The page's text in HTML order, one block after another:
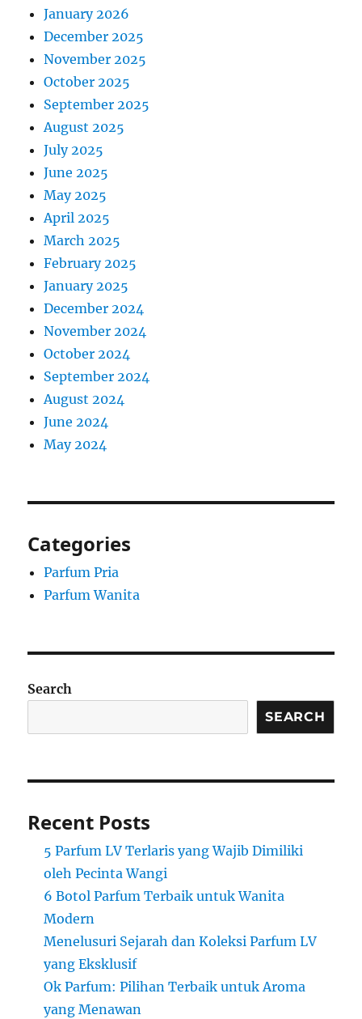
January 2026
December 2025
November 2025
October 2025
September 2025
August 2025
July 2025
June 2025
May 2025
April 2025
March 2025
February 2025
January 2025
December 2024
November 2024
October 2024
September 2024
August 2024
June 2024
May 2024
Categories
Parfum Pria
Parfum Wanita
Search
SEARCH
Recent Posts
5 Parfum LV Terlaris yang Wajib Dimiliki
oleh Pecinta Wangi
6 Botol Parfum Terbaik untuk Wanita
Modern
Menelusuri Sejarah dan Koleksi Parfum LV
yang Eksklusif
Ok Parfum: Pilihan Terbaik untuk Aroma
yang Menawan